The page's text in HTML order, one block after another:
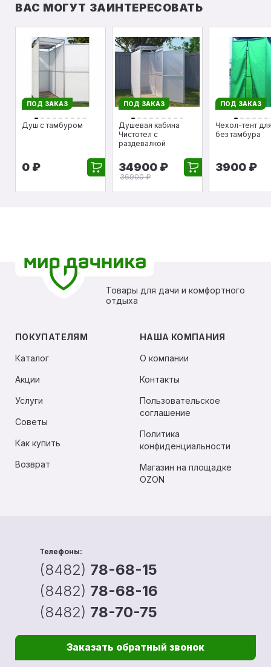
ВАС МОГУТ ЗАИНТЕРЕСОВАТЬ
ПОД ЗАКАЗ
Душ с тамбуром
0 ₽
ПОД ЗАКАЗ
Душевая кабина
Чистотел с
раздевалкой
34900 ₽
36900 ₽
ПОД ЗАКАЗ
Чехол-тент
без тамбура
3900 ₽
Товары для дачи и комфортного
отдыха
ПОКУПАТЕЛЯМ
Каталог
Акции
Услуги
Советы
Как купить
Возврат
НАША КОМПАНИЯ
О компании
Контакты
Пользовательское
соглашение
Политика
конфиденциальности
Магазин на площадке
OZON
Телефоны:
(8482) 78-68-15
(8482) 78-68-16
(8482) 78-70-75
Заказать обратный звонок